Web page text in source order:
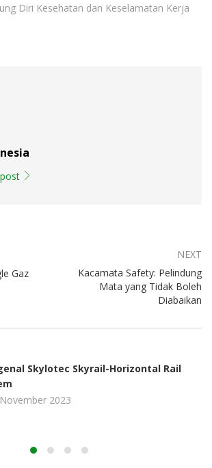
Diri Kesehatan dan Keselamatan Kerja
Gaz
NEXT
Kacamata Safety: Pelindung
Mata yang Tidak Boleh
Diabaikan
Skylotec Skyrail-Horizontal Rail
2023